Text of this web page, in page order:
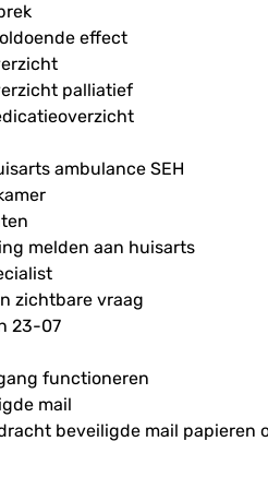
effect
palliatief
ambulance SEH
melden aan huisarts
zichtbare vraag
23-07
functioneren
mail
beveiligde mail papieren